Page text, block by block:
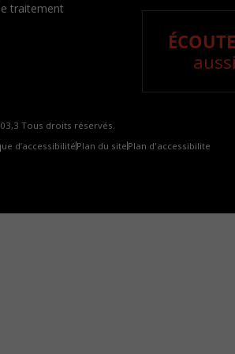
traitement
Tous droits réservés.
d’accessibilité Plan du site Plan d'accessibilite